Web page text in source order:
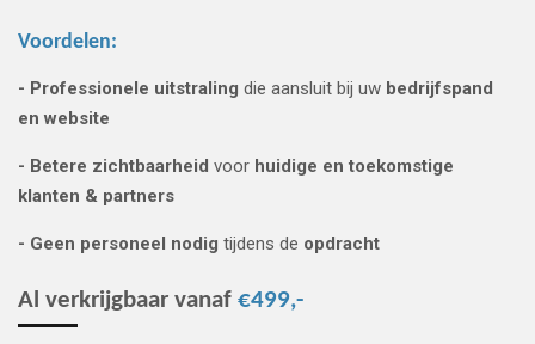
Voordelen:
- Professionele uitstraling die aansluit bij uw bedrijfspand
en website
- Betere zichtbaarheid voor huidige en toekomstige
klanten & partners
- Geen personeel nodig tijdens de opdracht
Al verkrijgbaar vanaf €499,-